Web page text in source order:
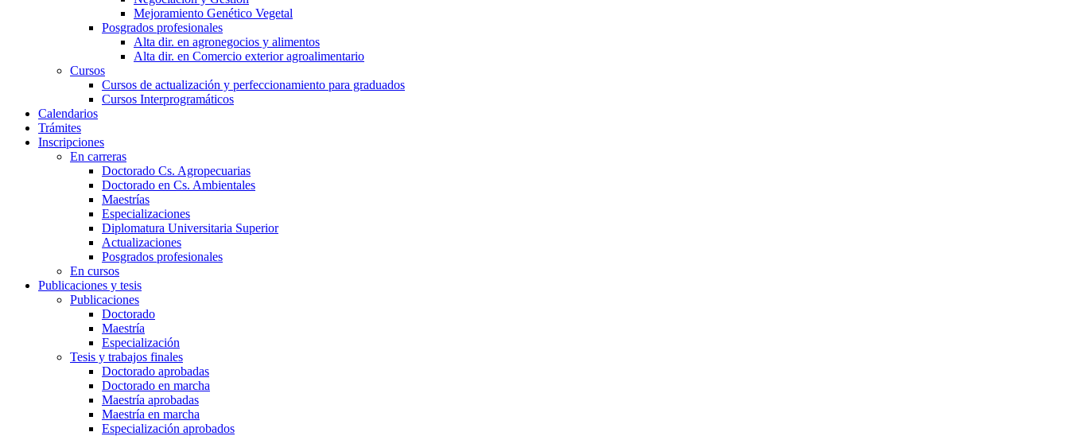
Mejoramiento Genético Vegetal
Posgrados profesionales
Alta dir. en agronegocios y alimentos
Alta dir. en Comercio exterior agroalimentario
Cursos
Cursos de actualización y perfeccionamiento para graduados
Cursos Interprogramáticos
Calendarios
Trámites
Inscripciones
En carreras
Doctorado Cs. Agropecuarias
Doctorado en Cs. Ambientales
Maestrías
Especializaciones
Diplomatura Universitaria Superior
Actualizaciones
Posgrados profesionales
En cursos
Publicaciones y tesis
Publicaciones
Doctorado
Maestría
Especialización
Tesis y trabajos finales
Doctorado aprobadas
Doctorado en marcha
Maestría aprobadas
Maestría en marcha
Especialización aprobados